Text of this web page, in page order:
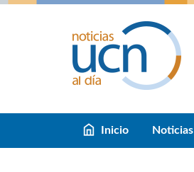
Inicio Noticias